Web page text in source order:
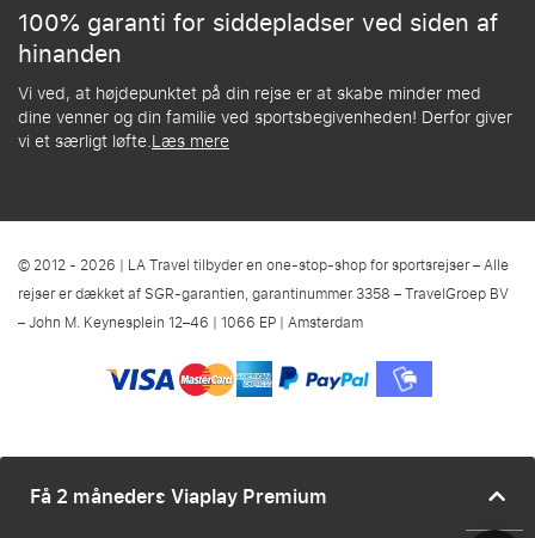
100% garanti for siddepladser ved siden af
hinanden
Vi ved, at højdepunktet på din rejse er at skabe minder med
dine venner og din familie ved sportsbegivenheden! Derfor giver
vi et særligt løfte.Læs mere
© 2012 - 2026 | LA Travel tilbyder en one-stop-shop for sportsrejser – Alle
rejser er dækket af SGR-garantien, garantinummer 3358 – TravelGroep BV
– John M. Keynesplein 12–46 | 1066 EP | Amsterdam
Få 2 måneders Viaplay Premium